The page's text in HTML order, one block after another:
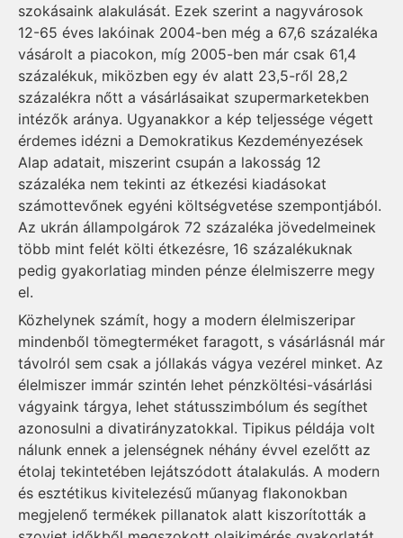
szokásaink alakulását. Ezek szerint a nagyvárosok
12-65 éves lakóinak 2004-ben még a 67,6 százaléka
vásárolt a piacokon, míg 2005-ben már csak 61,4
százalékuk, miközben egy év alatt 23,5-ről 28,2
százalékra nőtt a vásárlásaikat szupermarketekben
intézők aránya. Ugyanakkor a kép teljessége végett
érdemes idézni a Demokratikus Kezdeményezések
Alap adatait, miszerint csupán a lakosság 12
százaléka nem tekinti az étkezési kiadásokat
számottevőnek egyéni költségvetése szempontjából.
Az ukrán állampolgárok 72 százaléka jövedelmeinek
több mint felét költi étkezésre, 16 százalékuknak
pedig gyakorlatiag minden pénze élelmiszerre megy
el.
Közhelynek számít, hogy a modern élelmiszeripar
mindenből tömegterméket faragott, s vásárlásnál már
távolról sem csak a jóllakás vágya vezérel minket. Az
élelmiszer immár szintén lehet pénzköltési-vásárlási
vágyaink tárgya, lehet státusszimbólum és segíthet
azonosulni a divatirányzatokkal. Tipikus példája volt
nálunk ennek a jelenségnek néhány évvel ezelőtt az
étolaj tekintetében lejátszódott átalakulás. A modern
és esztétikus kivitelezésű műanyag flakonokban
megjelenő termékek pillanatok alatt kiszorították a